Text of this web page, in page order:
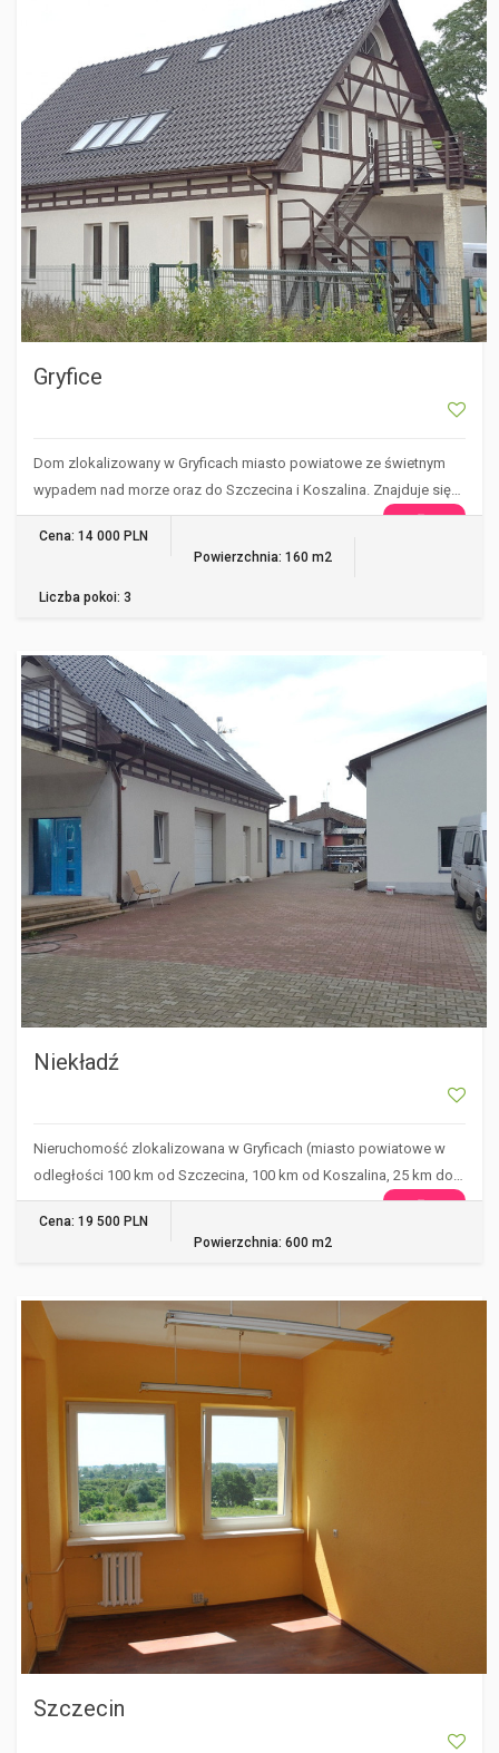
Gryfice
Dom zlokalizowany w Gryficach miasto powiatowe ze świetnym
wypadem nad morze oraz do Szczecina i Koszalina. Znajduje się…
WIĘCEJ
Cena: 14 000 PLN
Powierzchnia: 160 m2
Liczba pokoi: 3
NIEKŁADŹ
Niekładź
Nieruchomość zlokalizowana w Gryficach (miasto powiatowe w
odległości 100 km od Szczecina, 100 km od Koszalina, 25 km do…
WIĘCEJ
Cena: 19 500 PLN
Powierzchnia: 600 m2
SZCZECIN
Szczecin